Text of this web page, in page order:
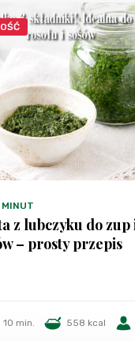
MINUT
z lubczyku do zup
– prosty przepis
10 min. 558 kcal